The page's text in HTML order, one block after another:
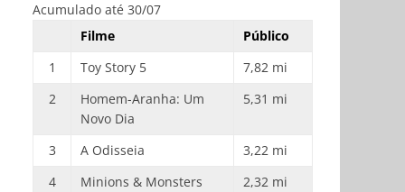
Acumulado até 30/07
Filme
Público
1
Toy Story 5
7,82 mi
2
Homem-Aranha: Um
Novo Dia
5,31 mi
3 A Odisseia
3,22 mi
4
Minions & Monsters
2,32 mi